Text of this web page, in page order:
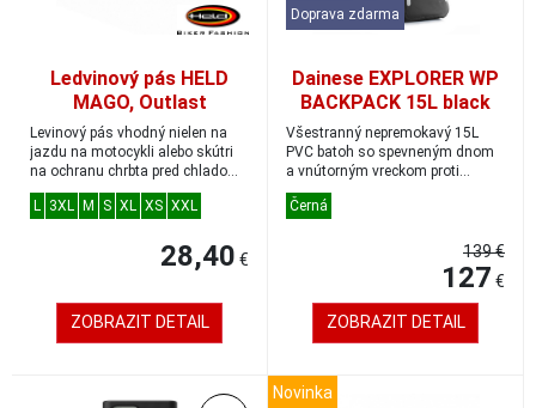
Ledvinový pás HELD
MAGO, Outlast
Levinový pás vhodný nielen na
jazdu na motocykli alebo skútri
na ochranu chrbta pred chladom.
anatom...
L 3XL M S XL XS XXL
28,40 €
ZOBRAZIT DETAIL
Doprava zdarma
Dainese EXPLORER WP
BACKPACK 15L black
Všestranný nepremokavý 15L
PVC batoh so spevneným dnom
a vnútorným vreckom proti
nárazom.Dainese Exp...
Černá
139 €
127 €
ZOBRAZIT DETAIL
Novinka